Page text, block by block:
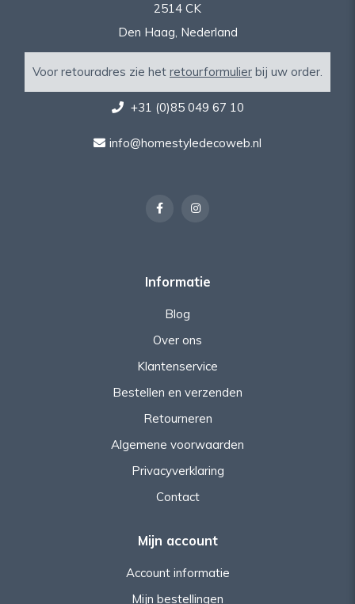
2514 CK
Den Haag, Nederland
Voor retouradres zie het retourformulier bij uw order.
+31 (0)85 049 67 10
info@homestyledecoweb.nl
Informatie
Blog
Over ons
Klantenservice
Bestellen en verzenden
Retourneren
Algemene voorwaarden
Privacyverklaring
Contact
Mijn account
Account informatie
Mijn bestellingen